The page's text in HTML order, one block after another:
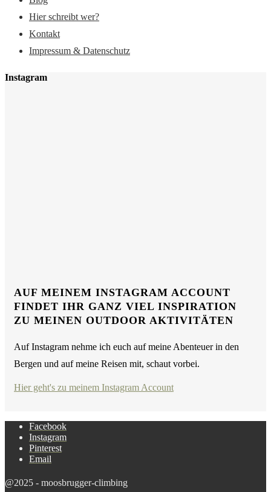
Hier schreibt wer?
Kontakt
Impressum & Datenschutz
Instagram
AUF MEINEM INSTAGRAM ACCOUNT
FINDET IHR GANZ VIEL INSPIRATION
ZU MEINEN OUTDOOR AKTIVITÄTEN
Auf Instagram nehme ich euch auf meine Abenteuer in den
Bergen und auf meine Reisen mit, schaut vorbei.
Hier geht's zu meinem Instagram Account
Facebook
Instagram
Pinterest
Email
@2025 - moosbrugger-climbing